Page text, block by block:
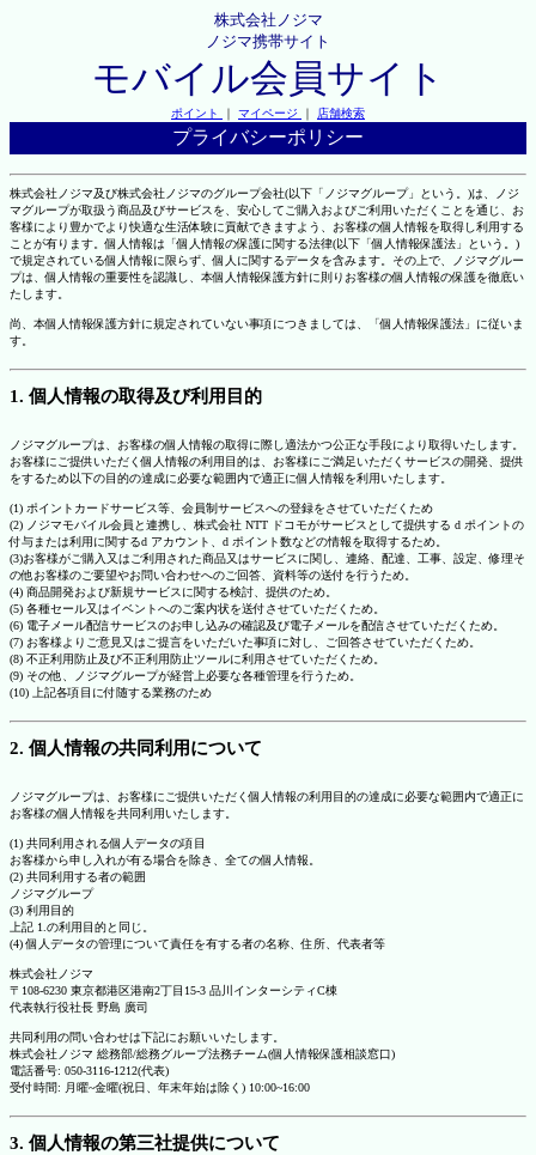
株式会社ノジマ
ノジマ携帯サイト
モバイル会員サイト
ポイント ｜ マイページ ｜ 店舗検索
プライバシーポリシー
株式会社ノジマ及び株式会社ノジマのグループ会社(以下「ノジマグループ」という。)は、ノジ
マグループが取扱う商品及びサービスを、安心してご購入およびご利用いただくことを通じ、お
客様により豊かでより快適な生活体験に貢献できますよう、お客様の個人情報を取得し利用する
ことが有ります。個人情報は「個人情報の保護に関する法律(以下「個人情報保護法」という。)
で規定されている個人情報に限らず、個人に関するデータを含みます。その上で、ノジマグルー
プは、個人情報の重要性を認識し、本個人情報保護方針に則りお客様の個人情報の保護を徹底い
たします。
尚、本個人情報保護方針に規定されていない事項につきましては、「個人情報保護法」に従いま
す。
1. 個人情報の取得及び利用目的
ノジマグループは、お客様の個人情報の取得に際し適法かつ公正な手段により取得いたします。
お客様にご提供いただく個人情報の利用目的は、お客様にご満足いただくサービスの開発、提供
をするため以下の目的の達成に必要な範囲内で適正に個人情報を利用いたします。
(1) ポイントカードサービス等、会員制サービスへの登録をさせていただくため
(2) ノジマモバイル会員と連携し、株式会社 NTT ドコモがサービスとして提供する d ポイントの
付与または利用に関するd アカウント、d ポイント数などの情報を取得するため。
(3)お客様がご購入又はご利用された商品又はサービスに関し、連絡、配達、工事、設定、修理そ
の他お客様のご要望やお問い合わせへのご回答、資料等の送付を行うため。
(4) 商品開発および新規サービスに関する検討、提供のため。
(5) 各種セール又はイベントへのご案内状を送付させていただくため。
(6) 電子メール配信サービスのお申し込みの確認及び電子メールを配信させていただくため。
(7) お客様よりご意見又はご提言をいただいた事項に対し、ご回答させていただくため。
(8) 不正利用防止及び不正利用防止ツールに利用させていただくため。
(9) その他、ノジマグループが経営上必要な各種管理を行うため。
(10) 上記各項目に付随する業務のため
2. 個人情報の共同利用について
ノジマグループは、お客様にご提供いただく個人情報の利用目的の達成に必要な範囲内で適正に
お客様の個人情報を共同利用いたします。
(1) 共同利用される個人データの項目
お客様から申し入れが有る場合を除き、全ての個人情報。
(2) 共同利用する者の範囲
ノジマグループ
(3) 利用目的
上記 1.の利用目的と同じ。
(4) 個人データの管理について責任を有する者の名称、住所、代表者等
株式会社ノジマ
〒108-6230 東京都港区港南2丁目15-3 品川インターシティC棟
代表執行役社長 野島 廣司
共同利用の問い合わせは下記にお願いいたします。
株式会社ノジマ 総務部/総務グループ法務チーム(個人情報保護相談窓口)
電話番号: 050-3116-1212(代表)
受付時間: 月曜~金曜(祝日、年末年始は除く) 10:00~16:00
3. 個人情報の第三社提供について